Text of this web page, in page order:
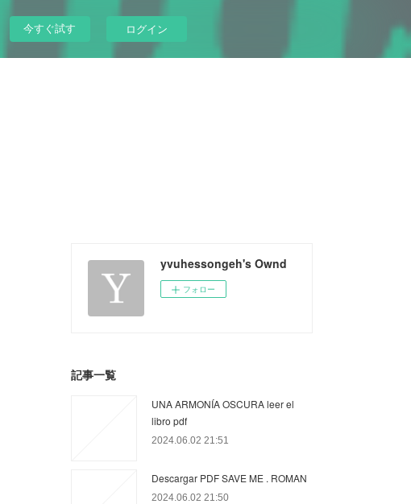
今すぐ試す ログイン
yvuhessongeh's Ownd
フォロー
記事一覧
UNA ARMONÍA OSCURA leer el
libro pdf
2024.06.02 21:51
Descargar PDF SAVE ME . ROMAN
2024.06.02 21:50